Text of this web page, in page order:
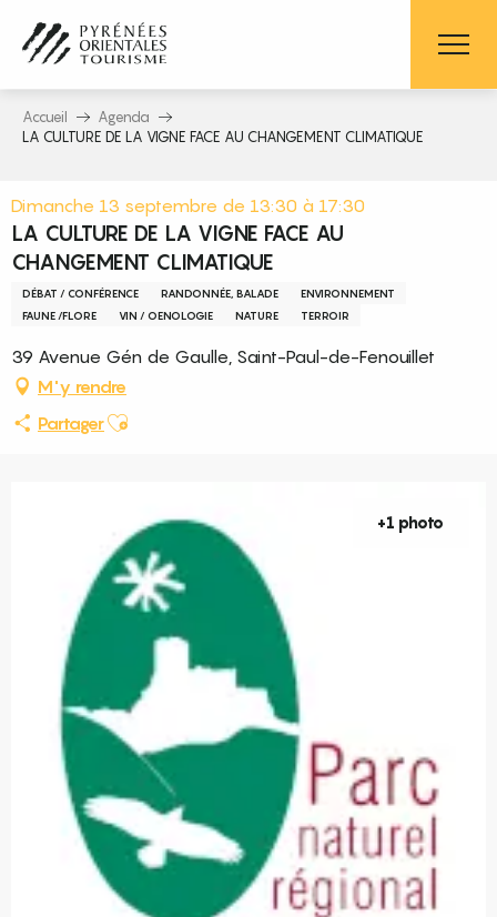
contenu
principal
Accueil
Agenda
LA CULTURE DE LA VIGNE FACE AU CHANGEMENT CLIMATIQUE
Dimanche 13 septembre de 13:30 à 17:30
LA CULTURE DE LA VIGNE FACE AU
CHANGEMENT CLIMATIQUE
DÉBAT / CONFÉRENCE RANDONNÉE, BALADE
ENVIRONNEMENT
FAUNE /FLORE
VIN / OENOLOGIE NATURE TERROIR
39 Avenue Gén de Gaulle, Saint-Paul-de-Fenouillet
M'y rendre
PartagerAjouter aux favoris
+1 photo